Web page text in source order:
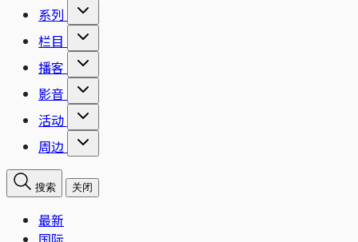
系列
栏目
播客
影音
活动
周边
搜索 关闭
最新